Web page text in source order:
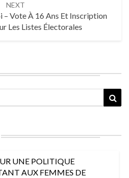
NEXT
Vote À 16 Ans Et Inscription
Les Listes Électorales
UNE POLITIQUE
AUX FEMMES DE